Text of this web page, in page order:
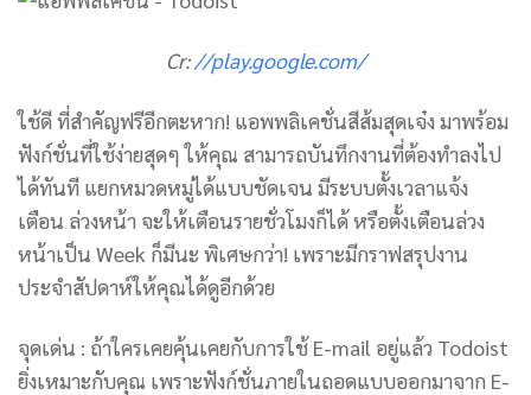
Cr://play.google.com/
ใช้ดี ที่สำคัญฟรีอีกตะหาก! แอพพลิเคชั่นสีส้มสุดเจ๋ง มาพร้อม
ฟังก์ชั่นที่ใช้ง่ายสุดๆ ให้คุณ สามารถบันทึกงานที่ต้องทำลงไป
ได้ทันที แยกหมวดหมู่ได้แบบชัดเจน มีระบบตั้งเวลาแจ้ง
เตือน ล่วงหน้า จะให้เตือนรายชั่วโมงก็ได้ หรือตั้งเตือนล่วง
หน้าเป็น Week ก็มีนะ พิเศษกว่า! เพราะมีกราฟสรุปงาน
ประจำสัปดาห์ให้คุณได้ดูอีกด้วย
จุดเด่น : ถ้าใครเคยคุ้นเคยกับการใช้ E-mail อยู่แล้ว Todoist
ยิ่งเหมาะกับคุณ เพราะฟังก์ชั่นภายในถอดแบบออกมาจาก E-